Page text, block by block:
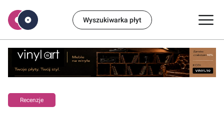
Wyszukiwarka płyt
Recenzje